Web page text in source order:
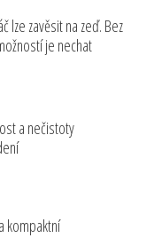
lze zavěsit na zeď. Bez
je nechat
a nečistoty
kompaktní